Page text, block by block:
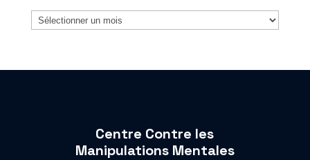
Archives
Centre Contre les
Manipulations Mentales